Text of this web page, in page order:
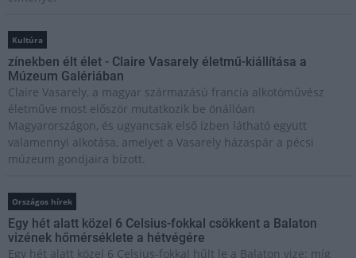
Kultúra
zínekben élt élet - Claire Vasarely életmű-kiállítása a
Múzeum Galériában
Claire Vasarely, a magyar származású francia alkotóművész
életműve most először mutatkozik be önállóan
Magyarországon, és ugyancsak első ízben látható együtt
valamennyi alkotása, amelyet a Vasarely házaspár a pécsi
múzeum gondjaira bízott.
Országos hírek
Egy hét alatt közel 6 Celsius-fokkal csökkent a Balaton
vizének hőmérséklete a hétvégére
Egy hét alatt közel 6 Celsius-fokkal hűlt le a Balaton vize: míg